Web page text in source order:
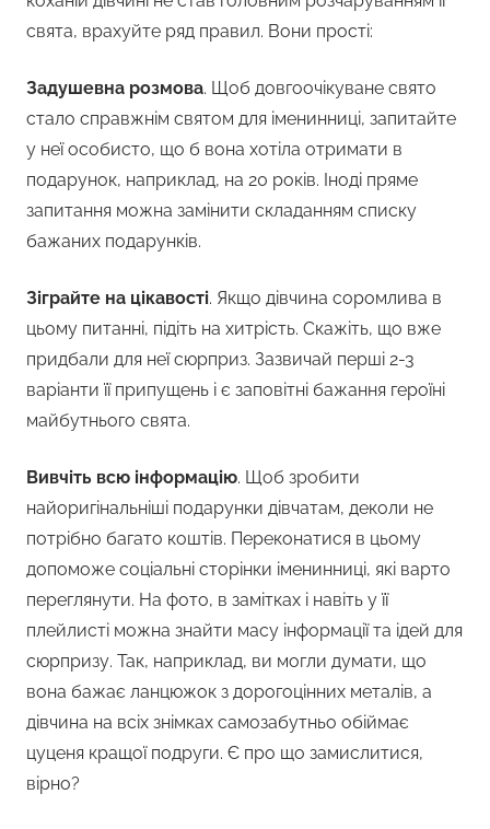
свята, врахуйте ряд правил. Вони прості:
Задушевна розмова. Щоб довгоочікуване свято
стало справжнім святом для іменинниці, запитайте
у неї особисто, що б вона хотіла отримати в
подарунок, наприклад, на 20 років. Іноді пряме
запитання можна замінити складанням списку
бажаних подарунків.
Зіграйте на цікавості. Якщо дівчина соромлива в
цьому питанні, підіть на хитрість. Скажіть, що вже
придбали для неї сюрприз. Зазвичай перші 2-3
варіанти її припущень і є заповітні бажання героїні
майбутнього свята.
Вивчіть всю інформацію. Щоб зробити
найоригінальніші подарунки дівчатам, деколи не
потрібно багато коштів. Переконатися в цьому
допоможе соціальні сторінки іменинниці, які варто
переглянути. На фото, в замітках і навіть у її
плейлисті можна знайти масу інформації та ідей для
сюрпризу. Так, наприклад, ви могли думати, що
вона бажає ланцюжок з дорогоцінних металів, а
дівчина на всіх знімках самозабутньо обіймає
цуценя кращої подруги. Є про що замислитися,
вірно?